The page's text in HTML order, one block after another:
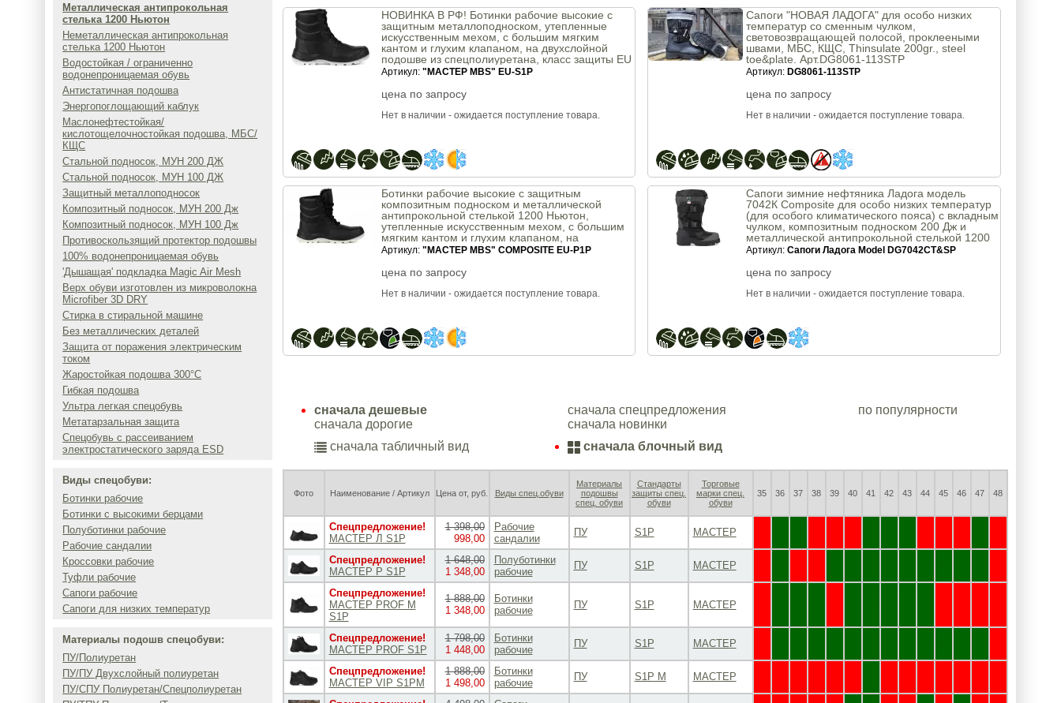
Металлическая антипрокольная
стелька 1200 Ньютон
Неметаллическая антипрокольная
стелька 1200 Ньютон
Водостойкая / ограниченно
водонепроницаемая обувь
Антистатичная подошва
Энергопоглощающий каблук
Маслонефтестойкая/
кислотощелочностойкая подошва, МБС/
КЩС
Стальной подносок, МУН 200 ДЖ
Стальной подносок, МУН 100 ДЖ
Защитный металлоподносок
Композитный подносок, МУН 200 Дж
Композитный подносок, МУН 100 Дж
Противоскользящий протектор подошвы
100% водонепроницаемая обувь
'Дышащая' подкладка Magic Air Mesh
Верх обуви изготовлен из микроволокна
Microfiber 3D DRY
Стирка в стиральной машине
Без металлических деталей
Защита от поражения электрическим
током
Жаростойкая подошва 300°C
Гибкая подошва
Ультра легкая спецобувь
Метатарзальная защита
Спецобувь с рассеиванием
электростатического заряда ESD
Виды спецобуви:
Ботинки рабочие
Ботинки с высокими берцами
Полуботинки рабочие
Рабочие сандалии
Кроссовки рабочие
Туфли рабочие
Сапоги рабочие
Сапоги для низких температур
Материалы подошв спецобуви:
ПУ/Полиуретан
ПУ/ПУ Двухслойный полиуретан
ПУ/СПУ Полиуретан/Спецполиуретан
НОВИНКА В РФ! Ботинки рабочие высокие с
защитным металлоподноском, утепленные
искусственным мехом, с большим мягким
кантом и глухим клапаном, на двухслойной
подошве из спецполиуретана, класс защиты EU
- S1, модель МАСТЕР МВS
Артикул: "МАСТЕР МВS" EU-S1P
цена по запросу
Нет в наличии - ожидается поступление товара.
Сапоги "НОВАЯ ЛАДОГА" для особо низких
температур со сменным чулком,
световозвращающей полосой, проклееными
швами, МБС, КЩС, Thinsulate 200gr., steel
toe&plate. Арт.DG8061-113STP
Артикул: DG8061-113STP
цена по запросу
Нет в наличии - ожидается поступление товара.
Ботинки рабочие высокие с защитным
композитным подноском и металлической
антипрокольной стелькой 1200 Ньютон,
утепленные искусственным мехом, с большим
мягким кантом и глухим клапаном, на
двухслойной подошве из спецполиуретана,
Артикул: "МАСТЕР МВS" COMPOSITE EU-P1P
цена по запросу
Нет в наличии - ожидается поступление товара.
Сапоги зимние нефтяника Ладога модель
7042К Composite для особо низких температур
(для особого климатического пояса) с вкладным
чулком, композитным подноском 200 Дж и
металлической антипрокольной стелькой 1200
Н CSA, МБС, КЩС, утеплитель Thinsulate 200 gr
Артикул: Сапоги Ладога Model DG7042CT&SP
цена по запросу
Нет в наличии - ожидается поступление товара.
сначала дешевые сначала спецпредложения
по популярности
сначала дорогие
сначала новинки
сначала табличный вид
сначала блочный вид
Фото Наименование / Артикул Цена от, руб. Виды спец.обуви
Материалы
подошвы
спец. обуви
Стандарты
защиты спец.
обуви
Торговые
марки спец.
обуви
35 36 37 38 39 40 41 42 43 44 45 46 47 48
Спецпредложение!
МАСТЕР Л S1P
1 398,00
998,00
Рабочие
сандалии
ПУ S1P МАСТЕР
Спецпредложение!
MACTEP P S1P
1 648,00
1 348,00
Полуботинки
рабочие
ПУ S1P МАСТЕР
Спецпредложение!
МАСТЕР PROF M
S1P
1 888,00
1 348,00
Ботинки
рабочие
ПУ S1P МАСТЕР
Спецпредложение!
МАСТЕР PROF S1P
1 798,00
1 448,00
Ботинки
рабочие
ПУ S1P МАСТЕР
Спецпредложение!
MACTEP VIP S1PM
1 888,00
1 498,00
Ботинки
рабочие
ПУ S1P M МАСТЕР